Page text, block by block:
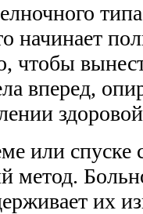
начинает
чтобы
вперед,
или спуске
метод.
их